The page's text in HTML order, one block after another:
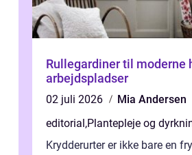
Rullegardiner til moderne
arbejdspladser
02 juli 2026
Mia Andersen
editorial,Plantepleje og
Krydderurter er ikke bare en